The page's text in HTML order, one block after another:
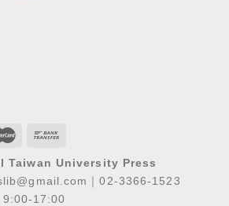
Taiwan University Press
｜02-3366-1523
17:00